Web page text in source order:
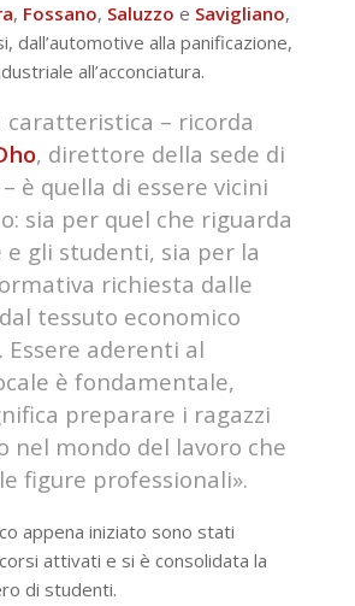
, Fossano, Saluzzo e Savigliano,
dall’automotive alla panificazione,
all’acconciatura.
caratteristica – ricorda
, direttore della sede di
è quella di essere vicini
sia per quel che riguarda
e gli studenti, sia per la
richiesta dalle
tessuto economico
Essere aderenti al
è fondamentale,
preparare i ragazzi
nel mondo del lavoro che
figure professionali».
appena iniziato sono stati
attivati e si è consolidata la
di studenti.